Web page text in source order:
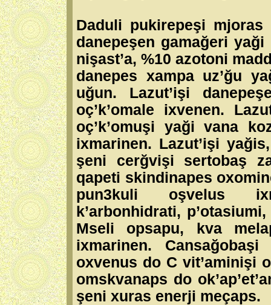
Daduli pukirepeşi
danepeşen gamağeri
nişast’a, %10 azotoni
danepes xampa uz’ğu
uğun. Lazut’işi
oç’k’omale ixvenen.
oç’k’omuşi yaği vana
ixmarinen. Lazut’işi
şeni cerğvişi sertobaş
qapeti skindinapes
pun3kuli oşvelus
k’arbonhidrati,
Mseli opsapu, kva
ixmarinen. Cansağobaşi
oxvenus do C vit’aminişi
omskvanaps do
şeni xuras enerji meçaps.